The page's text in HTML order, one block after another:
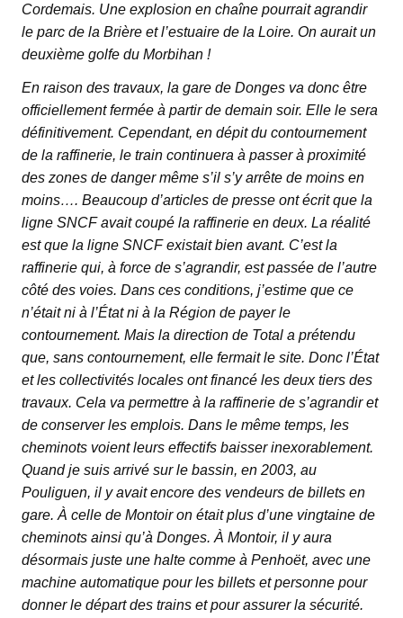
Cordemais. Une explosion en chaîne pourrait agrandir
le parc de la Brière et l’estuaire de la Loire. On aurait un
deuxième golfe du Morbihan !
En raison des travaux, la gare de Donges va donc être
officiellement fermée à partir de demain soir. Elle le sera
définitivement. Cependant, en dépit du contournement
de la raffinerie, le train continuera à passer à proximité
des zones de danger même s’il s’y arrête de moins en
moins…. Beaucoup d’articles de presse ont écrit que la
ligne SNCF avait coupé la raffinerie en deux. La réalité
est que la ligne SNCF existait bien avant. C’est la
raffinerie qui, à force de s’agrandir, est passée de l’autre
côté des voies. Dans ces conditions, j’estime que ce
n’était ni à l’État ni à la Région de payer le
contournement. Mais la direction de Total a prétendu
que, sans contournement, elle fermait le site. Donc l’État
et les collectivités locales ont financé les deux tiers des
travaux. Cela va permettre à la raffinerie de s’agrandir et
de conserver les emplois. Dans le même temps, les
cheminots voient leurs effectifs baisser inexorablement.
Quand je suis arrivé sur le bassin, en 2003, au
Pouliguen, il y avait encore des vendeurs de billets en
gare. À celle de Montoir on était plus d’une vingtaine de
cheminots ainsi qu’à Donges. À Montoir, il y aura
désormais juste une halte comme à Penhoët, avec une
machine automatique pour les billets et personne pour
donner le départ des trains et pour assurer la sécurité.